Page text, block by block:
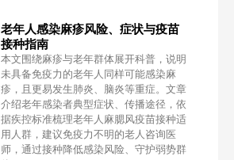
老年人感染麻疹风险、症状与疫苗
接种指南
本文围绕麻疹与老年群体展开科普，说明
未具备免疫力的老年人同样可能感染麻
疹，且更易发生肺炎、脑炎等重症。文章
介绍老年感染者典型症状、传播途径，依
据疾控标准梳理老年人麻腮风疫苗接种适
用人群，建议免疫力不明的老人咨询医
师，通过接种降低感染风险、守护弱势群